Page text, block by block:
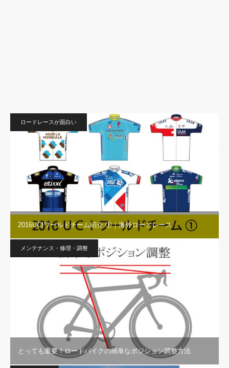
ロードレースが面白い
2016UCIワールドチーム紹介 ①｜海外ロードレース
メンテナンス・修理・調整
とっても重要！ロードバイクの簡単なポジション調整方法